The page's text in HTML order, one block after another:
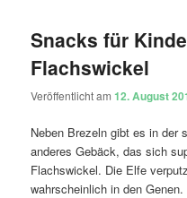
Snacks für
Flachswickel
Veröffentlicht am12. August
Neben Brezeln gibt es in der
anderes Gebäck, das sich
Flachswickel. Die Elfe
wahrscheinlich in den Genen.